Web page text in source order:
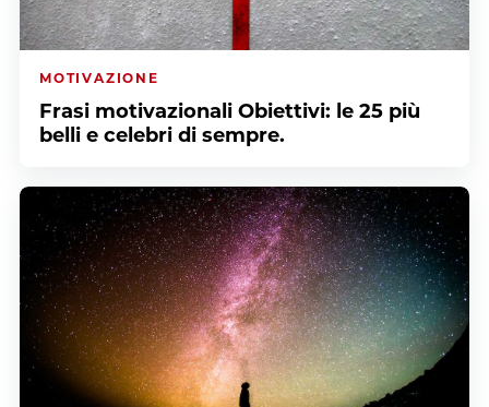
MOTIVAZIONE
Frasi motivazionali Obiettivi: le 25 più
belli e celebri di sempre.